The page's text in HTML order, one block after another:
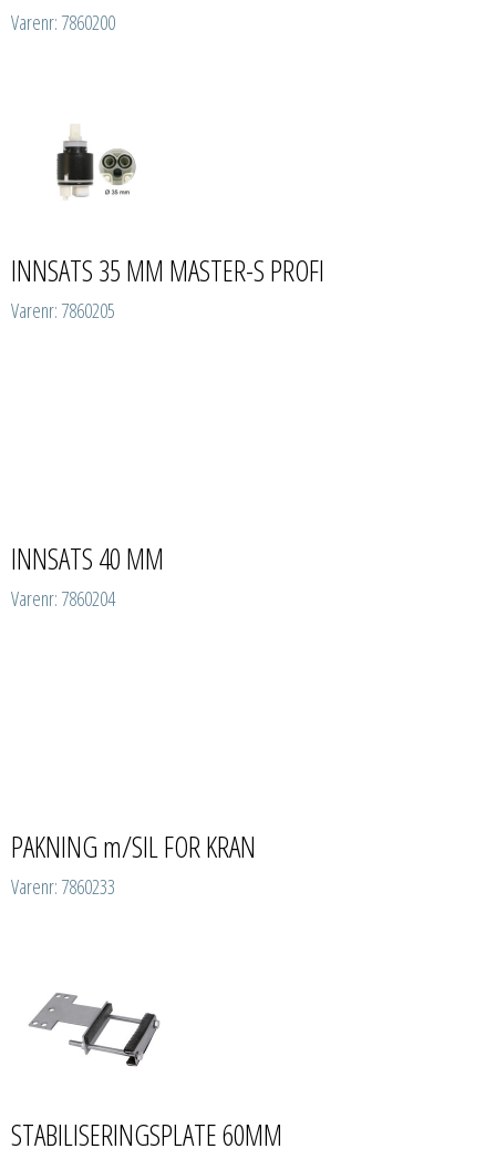
Varenr: 7860200
INNSATS 35 MM MASTER-S PROFI
Varenr: 7860205
INNSATS 40 MM
Varenr: 7860204
PAKNING m/SIL FOR KRAN
Varenr: 7860233
STABILISERINGSPLATE 60MM